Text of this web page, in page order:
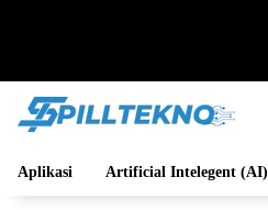
Aplikasi Artificial Intelegent (AI)